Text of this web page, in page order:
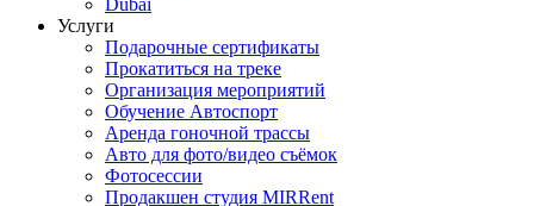
Услуги
Подарочные сертификаты
Прокатиться на треке
Организация мероприятий
Обучение Автоспорт
Аренда гоночной трассы
Авто для фото/видео съёмок
Фотосессии
Продакшен студия MIRRent